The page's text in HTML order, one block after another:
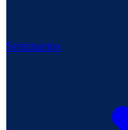
Seminarios